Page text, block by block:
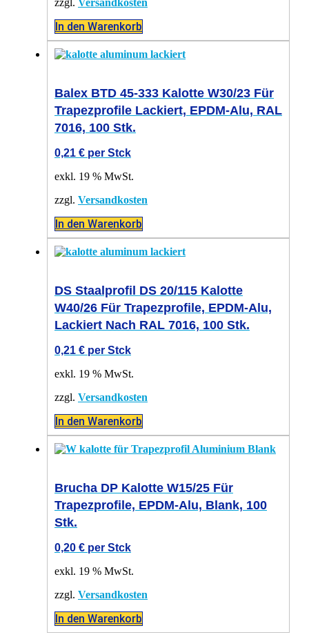
zzgl. Versandkosten
In den Warenkorb
Balex BTD 45-333 Kalotte W30/23 Für
Trapezprofile Lackiert, EPDM-Alu, RAL
7016, 100 Stk.
0,21 € per Stck
exkl. 19 % MwSt.
zzgl. Versandkosten
In den Warenkorb
DS Staalprofil DS 20/115 Kalotte
W40/26 Für Trapezprofile, EPDM-Alu,
Lackiert Nach RAL 7016, 100 Stk.
0,21 € per Stck
exkl. 19 % MwSt.
zzgl. Versandkosten
In den Warenkorb
Brucha DP Kalotte W15/25 Für
Trapezprofile, EPDM-Alu, Blank, 100
Stk.
0,20 € per Stck
exkl. 19 % MwSt.
zzgl. Versandkosten
In den Warenkorb